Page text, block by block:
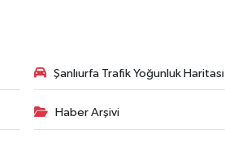
Şanlıurfa Trafik Yoğunluk Haritası
Haber Arşivi